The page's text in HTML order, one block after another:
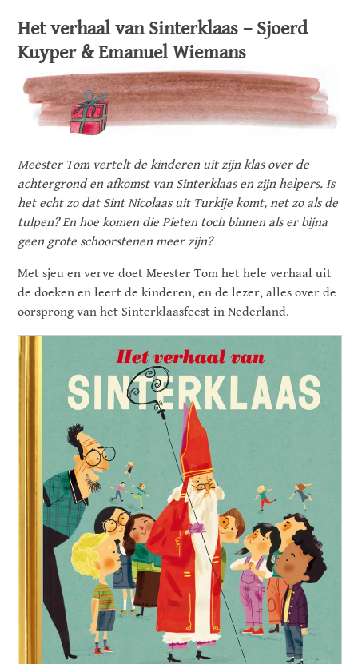
Het verhaal van Sinterklaas – Sjoerd
Kuyper & Emanuel Wiemans
Meester Tom vertelt de kinderen uit zijn klas over de
achtergrond en afkomst van Sinterklaas en zijn helpers. Is
het echt zo dat Sint Nicolaas uit Turkije komt, net zo als de
tulpen? En hoe komen die Pieten toch binnen als er bijna
geen grote schoorstenen meer zijn?
Met sjeu en verve doet Meester Tom het hele verhaal uit
de doeken en leert de kinderen, en de lezer, alles over de
oorsprong van het Sinterklaasfeest in Nederland.